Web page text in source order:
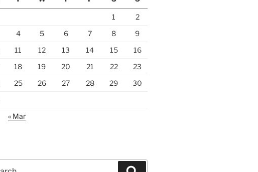
1
2
4 5 6 7 8
9
11 12 13 14 15
16
18 19 20 21 22
23
25 26 27 28 29
30
« Mar